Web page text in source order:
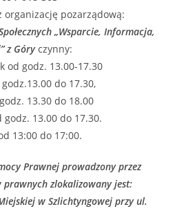
organizację pozarządową:
„Wsparcie, Informacja,
z Góryczynny:
od godz. 13.00-17.30
do 17.30,
13.30 do 18.00
godz. 13.00 do 17.30.
13:00 do 17:00.
Prawnej prowadzony przez
zlokalizowany jest:
w Szlichtyngowej przy ul.